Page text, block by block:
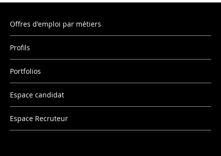
Offres d'emploi par métiers
Profils
Portfolios
Espace candidat
Espace Recruteur